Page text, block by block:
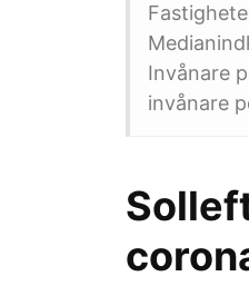
Invånare
invånare